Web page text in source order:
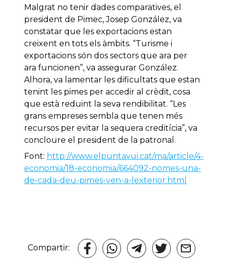
Malgrat no tenir dades comparatives, el
president de Pimec, Josep González, va
constatar que les exportacions estan
creixent en tots els àmbits. “Turisme i
exportacions són dos sectors que ara per
ara funcionen”, va assegurar González.
Alhora, va lamentar les dificultats que estan
tenint les pimes per accedir al crèdit, cosa
que està reduint la seva rendibilitat. “Les
grans empreses sembla que tenen més
recursos per evitar la sequera creditícia”, va
concloure el president de la patronal.
Font: http://www.elpuntavui.cat/ma/article/4-
economia/18-economia/664092-nomes-una-
de-cada-deu-pimes-ven-a-lexterior.html
Compartir: